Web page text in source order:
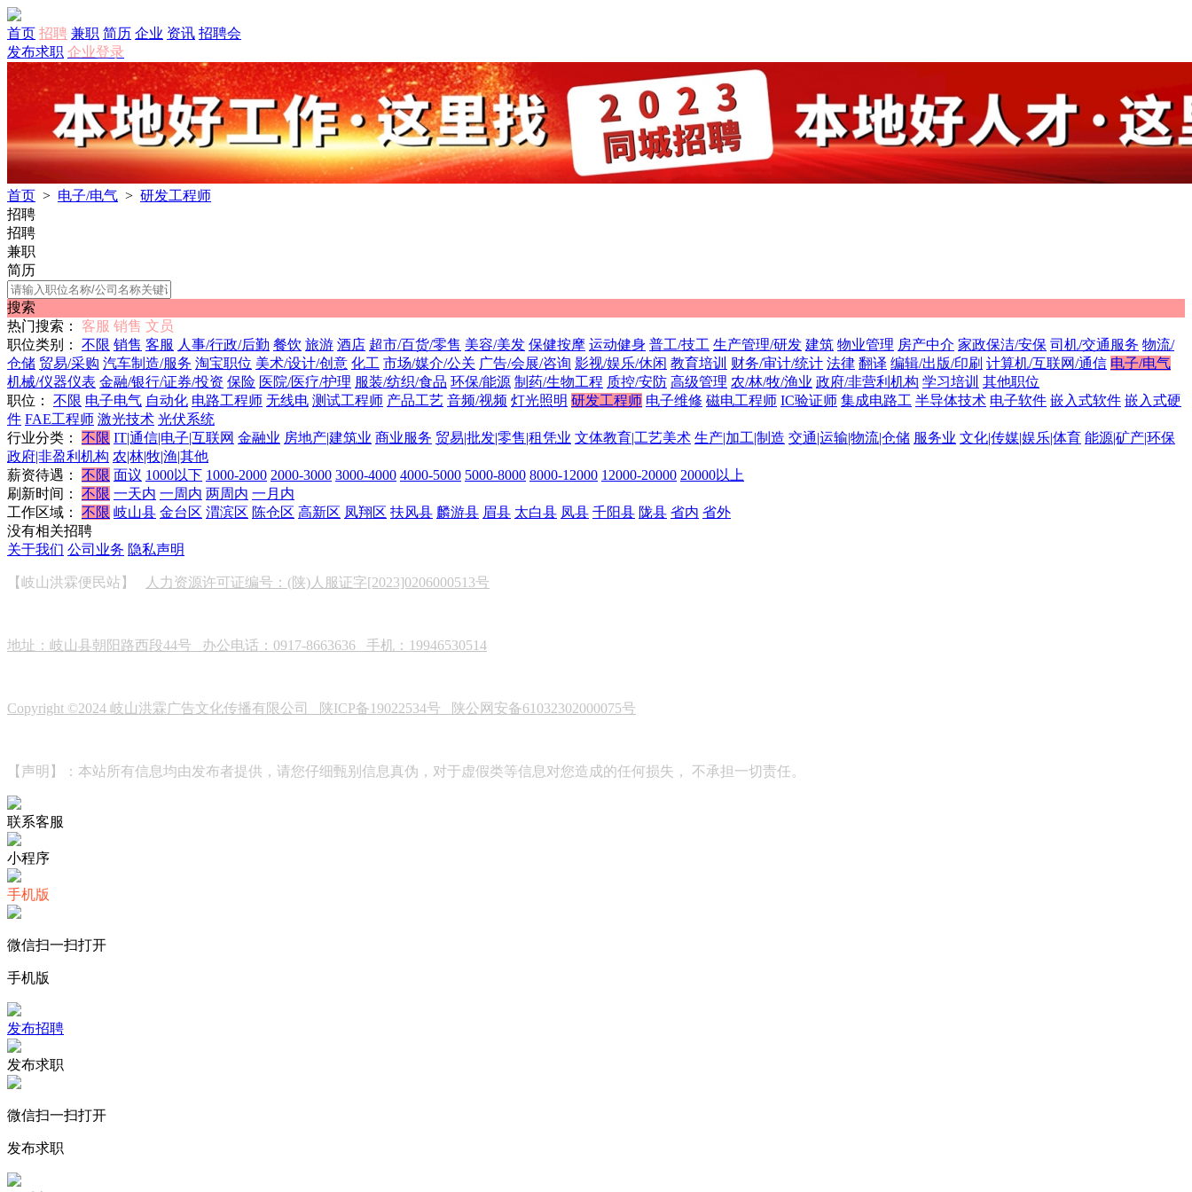
首页 招聘 兼职 简历 企业 资讯 招聘会
发布求职 企业登录
首页 > 电子/电气 > 研发工程师
招聘
招聘
兼职
简历
搜索
热门搜索：
客服 销售 文员
职位类别：
不限 销售 客服 人事/行政/后勤 餐饮 旅游 酒店 超市/百货/零售 美容/美发 保健按摩 运动健身 普工/技工 生产管理/研发 建筑 物业管理 房产中介 家政保洁/安保 司机/交通服务 物流/
仓储 贸易/采购 汽车制造/服务 淘宝职位 美术/设计/创意 化工 市场/媒介/公关 广告/会展/咨询 影视/娱乐/休闲 教育培训 财务/审计/统计 法律 翻译 编辑/出版/印刷 计算机/互联网/通信 电子/电气
机械/仪器仪表 金融/银行/证券/投资 保险 医院/医疗/护理 服装/纺织/食品 环保/能源 制药/生物工程 质控/安防 高级管理 农/林/牧/渔业 政府/非营利机构 学习培训 其他职位
职位：
不限 电子电气 自动化 电路工程师 无线电 测试工程师 产品工艺 音频/视频 灯光照明 研发工程师 电子维修 磁电工程师 IC验证师 集成电路工 半导体技术 电子软件 嵌入式软件 嵌入式硬
件 FAE工程师 激光技术 光伏系统
行业分类：
不限 IT|通信|电子|互联网 金融业 房地产|建筑业 商业服务 贸易|批发|零售|租凭业 文体教育|工艺美术 生产|加工|制造 交通|运输|物流|仓储 服务业 文化|传媒|娱乐|体育 能源|矿产|环保
政府|非盈利机构 农|林|牧|渔|其他
薪资待遇：
不限 面议 1000以下 1000-2000 2000-3000 3000-4000 4000-5000 5000-8000 8000-12000 12000-20000 20000以上
刷新时间：
不限 一天内 一周内 两周内 一月内
工作区域：
不限 岐山县 金台区 渭滨区 陈仓区 高新区 凤翔区 扶风县 麟游县 眉县 太白县 凤县 千阳县 陇县 省内 省外
没有相关招聘
关于我们 公司业务 隐私声明
【岐山洪霖便民站】 人力资源许可证编号：(陕)人服证字[2023]0206000513号
地址：岐山县朝阳路西段44号 办公电话：0917-8663636 手机：19946530514
Copyright ©2024 岐山洪霖广告文化传播有限公司 陕ICP备19022534号 陕公网安备61032302000075号
【声明】：本站所有信息均由发布者提供，请您仔细甄别信息真伪，对于虚假类等信息对您造成的任何损失， 不承担一切责任。
联系客服
小程序
手机版
微信扫一扫打开
手机版
发布招聘
发布求职
微信扫一扫打开
发布求职